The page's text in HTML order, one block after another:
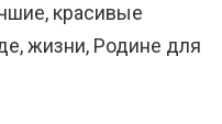
красивые
жизни, Родине для